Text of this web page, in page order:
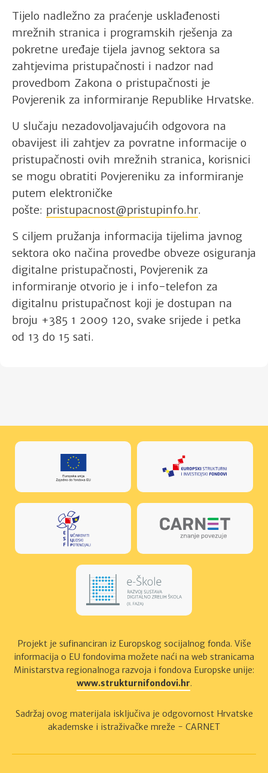
Tijelo nadležno za praćenje usklađenosti
mrežnih stranica i programskih rješenja za
pokretne uređaje tijela javnog sektora sa
zahtjevima pristupačnosti i nadzor nad
provedbom Zakona o pristupačnosti je
Povjerenik za informiranje Republike Hrvatske.
U slučaju nezadovoljavajućih odgovora na
obavijest ili zahtjev za povratne informacije o
pristupačnosti ovih mrežnih stranica, korisnici
se mogu obratiti Povjereniku za informiranje
putem elektroničke
pošte: pristupacnost@pristupinfo.hr.
S ciljem pružanja informacija tijelima javnog
sektora oko načina provedbe obveze osiguranja
digitalne pristupačnosti, Povjerenik za
informiranje otvorio je i info-telefon za
digitalnu pristupačnost koji je dostupan na
broju +385 1 2009 120, svake srijede i petka
od 13 do 15 sati.
Projekt je suﬁnanciran iz Europskog socijalnog fonda. Više
informacija o EU fondovima možete naći na web stranicama
Ministarstva regionalnoga razvoja i fondova Europske unije:
www.strukturnifondovi.hr.
Sadržaj ovog materijala isključiva je odgovornost Hrvatske
akademske i istraživačke mreže - CARNET